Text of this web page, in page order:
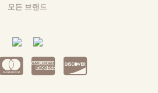
모든 브랜드